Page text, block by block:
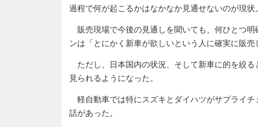
過程で何が起こるかはなかなか見通せないのが現状。
販売現場で今後の見通しを聞いても、何ひとつ
ンは「とにかく新車が欲しいという人に確実に販売
ただし、日本国内の状況、そして新車に的を絞
見られるようになった。
軽自動車では特にスズキとダイハツがサプライ
話があった。